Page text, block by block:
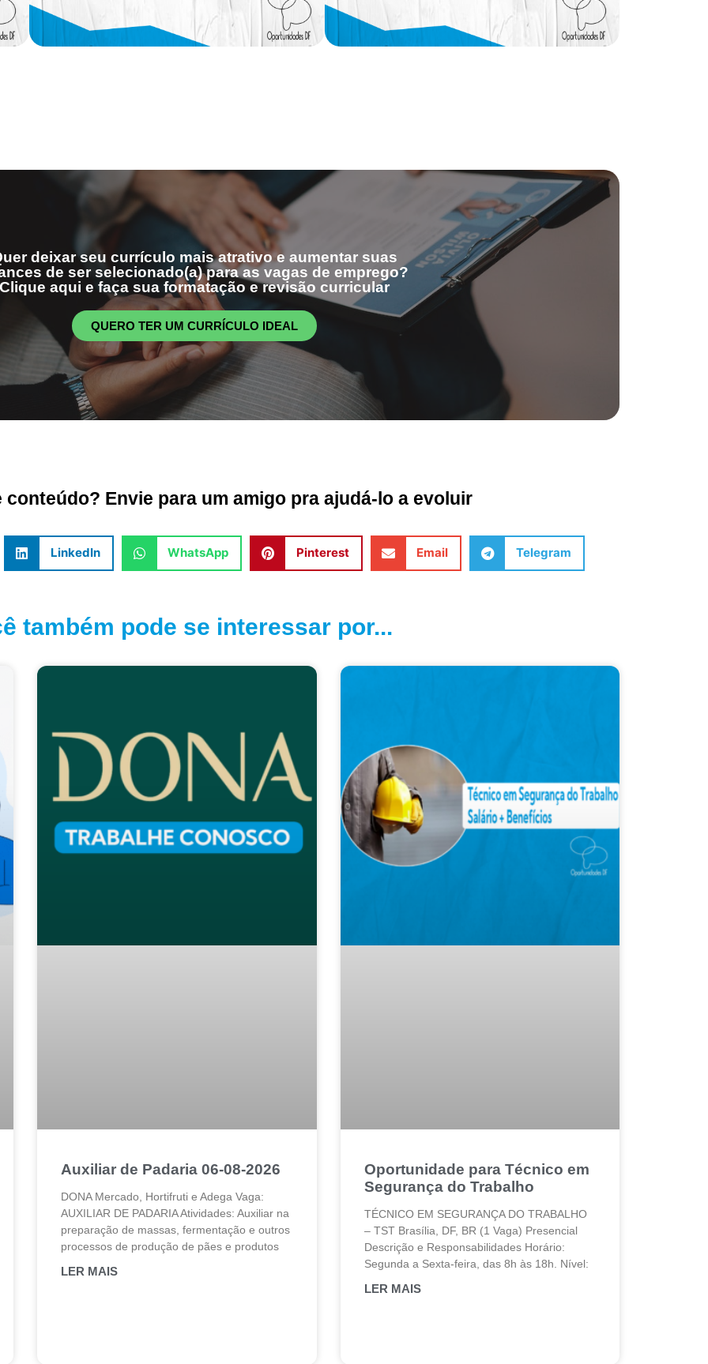
deixar seu currículo mais atrativo e aumentar suas
de ser selecionado(a) para as vagas de emprego?
aqui e faça sua formatação e revisão curricular
QUERO TER UM CURRÍCULO IDEAL
conteúdo? Envie para um amigo pra ajudá-lo a evoluir
LinkedIn WhatsApp Pinterest Email Telegram
também pode se interessar por...
Auxiliar de Padaria 06-08-2026
DONA Mercado, Hortifruti e Adega Vaga:
AUXILIAR DE PADARIA Atividades: Auxiliar na
preparação de massas, fermentação e outros
processos de produção de pães e produtos
LER MAIS
Oportunidade para Técnico em
Segurança do Trabalho
TÉCNICO EM SEGURANÇA DO TRABALHO
– TST Brasília, DF, BR (1 Vaga) Presencial
Descrição e Responsabilidades Horário:
Segunda a Sexta-feira, das 8h às 18h. Nível:
LER MAIS